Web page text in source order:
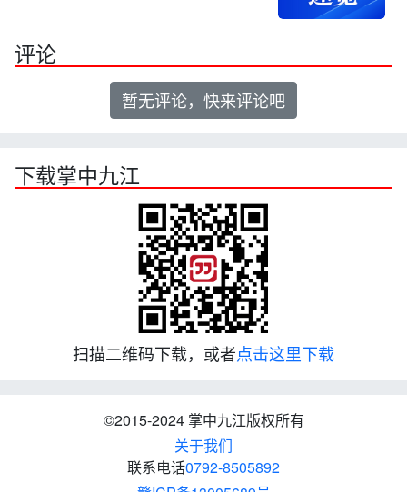
评论
暂无评论，快来评论吧
下载掌中九江
扫描二维码下载，或者点击这里下载
©2015-2024 掌中九江版权所有
关于我们
联系电话0792-8505892